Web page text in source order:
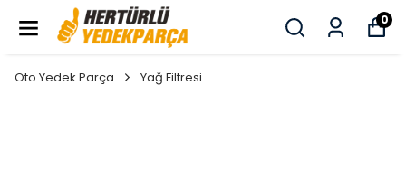
0
Oto Yedek Parça Yağ Filtresi